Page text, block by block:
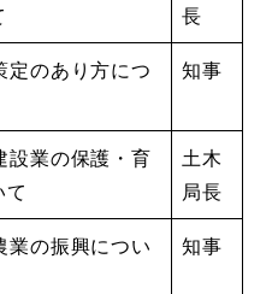
長
のあり方につ
知事
業の保護・育
土木
局長
の振興につい
知事